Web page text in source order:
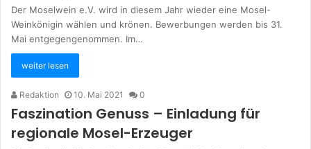
Der Moselwein e.V. wird in diesem Jahr wieder eine Mosel-
Weinkönigin wählen und krönen. Bewerbungen werden bis 31.
Mai entgegengenommen. Im…
weiter lesen
Redaktion 10. Mai 2021 0
Faszination Genuss – Einladung für
regionale Mosel-Erzeuger